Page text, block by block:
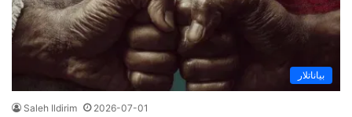
بیاناتلار
Saleh Ildirim 2026-07-01